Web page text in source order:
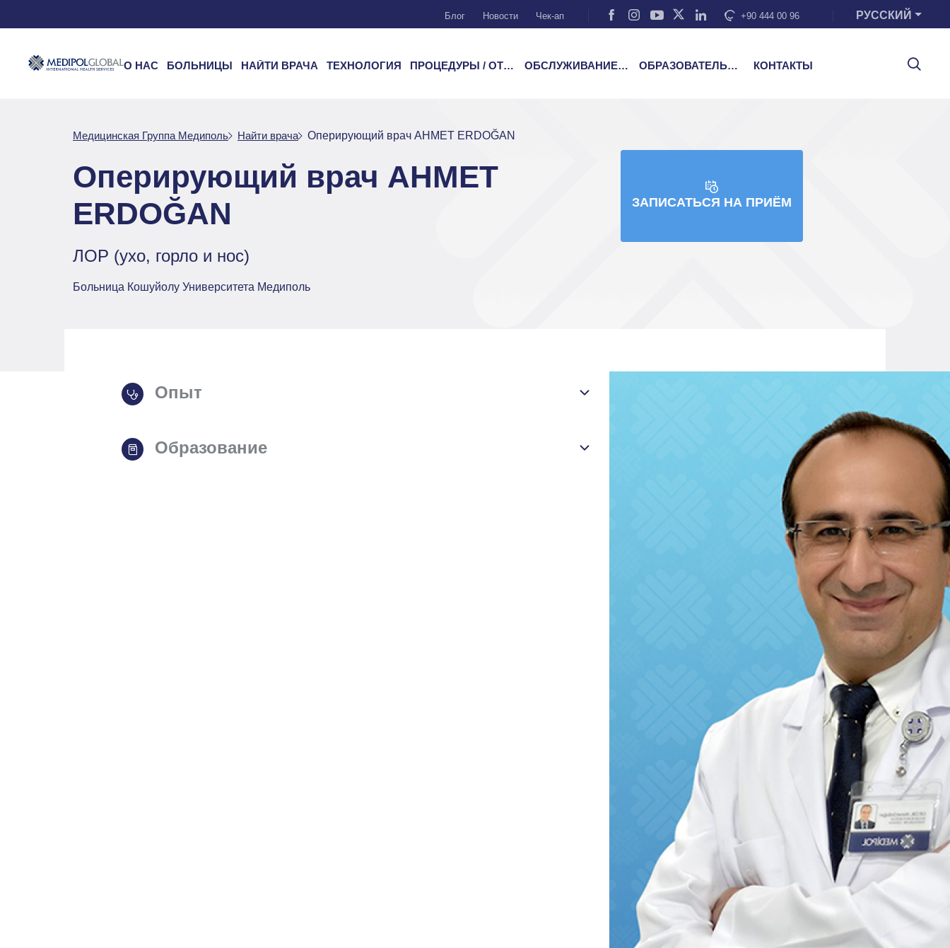
Блог Новости Чек-ап +90 444 00 96 РУССКИЙ
О НАС БОЛЬНИЦЫ НАЙТИ ВРАЧА ТЕХНОЛОГИЯ ПРОЦЕДУРЫ / ОТДЕЛЕНИЯ ОБСЛУЖИВАНИЕ ПАЦИЕНТОВ ОБРАЗОВАТЕЛЬНЫЕ УСЛУГИ КОНТАКТЫ
Медицинская Группа Медиполь Найти врача Оперирующий врач AHMET ERDOĞAN
Оперирующий врач AHMET
ERDOĞAN
ЛОР (ухо, горло и нос)
Больница Кошуйолу Университета Медиполь
ЗАПИСАТЬСЯ НА ПРИЁМ
Опыт
Образование